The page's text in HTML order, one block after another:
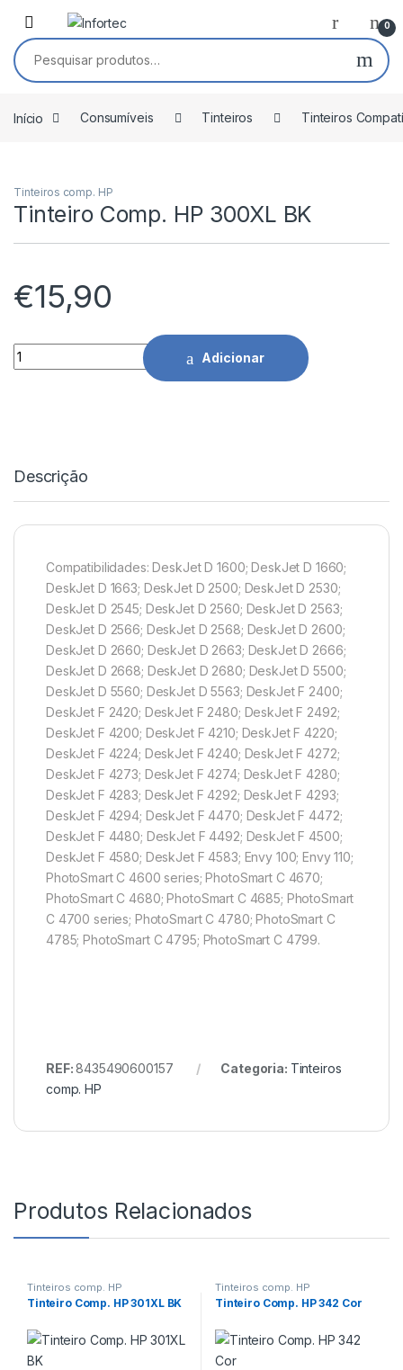
Saltar para navegação
Pular para o conteúdo
0
Pesquisar por:
Início Consumíveis Tinteiros Tinteiros
Tinteiros comp. HP
Tinteiro Comp. HP 300XL BK
€15,90
Tinteiro Comp. HP 300XL BK quantidade
Adicionar
Descrição
Compatibilidades: DeskJet D 1600; DeskJet D 1660;
DeskJet D 1663; DeskJet D 2500; DeskJet D 2530;
DeskJet D 2545; DeskJet D 2560; DeskJet D 2563;
DeskJet D 2566; DeskJet D 2568; DeskJet D 2600;
DeskJet D 2660; DeskJet D 2663; DeskJet D 2666;
DeskJet D 2668; DeskJet D 2680; DeskJet D 5500;
DeskJet D 5560; DeskJet D 5563; DeskJet F 2400;
DeskJet F 2420; DeskJet F 2480; DeskJet F 2492;
DeskJet F 4200; DeskJet F 4210; DeskJet F 4220;
DeskJet F 4224; DeskJet F 4240; DeskJet F 4272;
DeskJet F 4273; DeskJet F 4274; DeskJet F 4280;
DeskJet F 4283; DeskJet F 4292; DeskJet F 4293;
DeskJet F 4294; DeskJet F 4470; DeskJet F 4472;
DeskJet F 4480; DeskJet F 4492; DeskJet F 4500;
DeskJet F 4580; DeskJet F 4583; Envy 100; Envy 110;
PhotoSmart C 4600 series; PhotoSmart C 4670;
PhotoSmart C 4680; PhotoSmart C 4685; PhotoSmart
C 4700 series; PhotoSmart C 4780; PhotoSmart C
4785; PhotoSmart C 4795; PhotoSmart C 4799.
REF:8435490600157 Categoria: Tinteiros
comp. HP
Produtos Relacionados
Tinteiros comp. HP
Tinteiro Comp. HP 301XL BK
Tinteiros comp. HP
Tinteiro Comp. HP 342 Cor